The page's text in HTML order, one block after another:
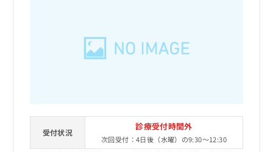
受付状況
診療受付時間外
次回受付：4日後（水曜）の9:30～12:30